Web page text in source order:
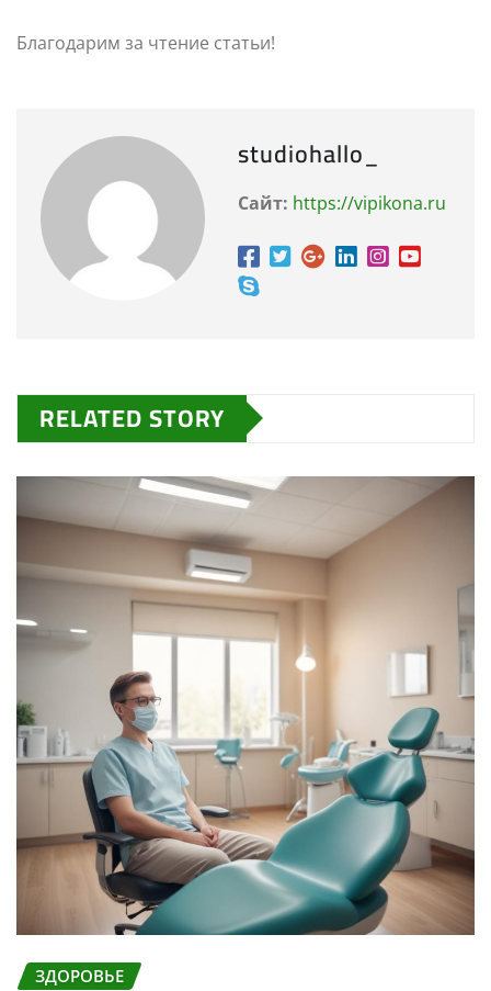
Благодарим за чтение статьи!
studiohallo_
Сайт: https://vipikona.ru
RELATED STORY
ЗДОРОВЬЕ